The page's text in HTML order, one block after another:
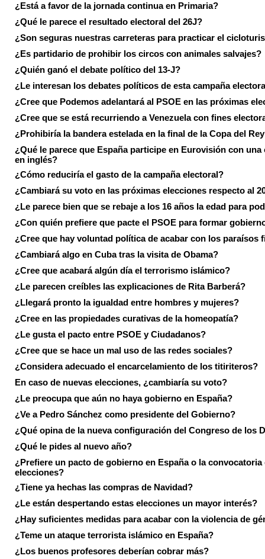
¿Está a favor de la jornada continua en Primaria?
¿Qué le parece el resultado electoral del 26J?
¿Son seguras nuestras carreteras para practicar el
¿Es partidario de prohibir los circos con animales salvajes?
¿Quién ganó el debate político del 13-J?
¿Le interesan los debates políticos de esta campaña
¿Cree que Podemos adelantará al PSOE en las próximas
¿Cree que se está recurriendo a Venezuela con fines
¿Prohibiría la bandera estelada en la final de la Copa del
¿Qué le parece que España participe en Eurovisión con una
en inglés?
¿Cómo reduciría el gasto de la campaña electoral?
¿Cambiará su voto en las próximas elecciones respecto al
¿Le parece bien que se rebaje a los 16 años la edad para
¿Con quién prefiere que pacte el PSOE para formar
¿Cree que hay voluntad política de acabar con los paraísos
¿Cambiará algo en Cuba tras la visita de Obama?
¿Cree que acabará algún día el terrorismo islámico?
¿Le parecen creíbles las explicaciones de Rita Barberá?
¿Llegará pronto la igualdad entre hombres y mujeres?
¿Cree en las propiedades curativas de la homeopatía?
¿Le gusta el pacto entre PSOE y Ciudadanos?
¿Cree que se hace un mal uso de las redes sociales?
¿Considera adecuado el encarcelamiento de los titiriteros?
En caso de nuevas elecciones, ¿cambiaría su voto?
¿Le preocupa que aún no haya gobierno en España?
¿Ve a Pedro Sánchez como presidente del Gobierno?
¿Qué opina de la nueva configuración del Congreso de los
¿Qué le pides al nuevo año?
¿Prefiere un pacto de gobierno en España o la convocatoria
elecciones?
¿Tiene ya hechas las compras de Navidad?
¿Le están despertando estas elecciones un mayor interés?
¿Hay suficientes medidas para acabar con la violencia de
¿Teme un ataque terrorista islámico en España?
¿Los buenos profesores deberían cobrar más?